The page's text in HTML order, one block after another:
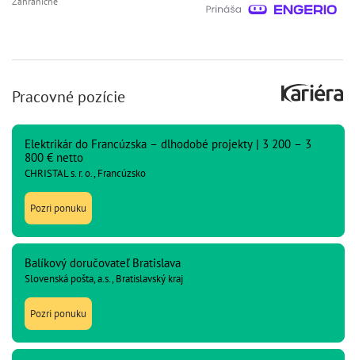
Pracovné pozície
Elektrikár do Francúzska – dlhodobé projekty | 3 200 – 3
800 € netto
CHRISTAL s. r. o., Francúzsko
Pozri ponuku
Balíkový doručovateľ Bratislava
Slovenská pošta, a.s., Bratislavský kraj
Pozri ponuku